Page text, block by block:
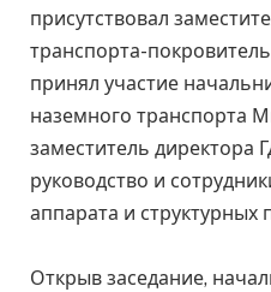
присутствовал
транспорта-
принял участие
наземного транспорта
заместитель директора
руководство и
аппарата и
Открыв заседание,